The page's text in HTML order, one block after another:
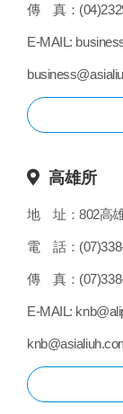
傳 真：
E-MAIL:
高雄所
地 址：802高
電 話：
傳 真：
E-MAIL: